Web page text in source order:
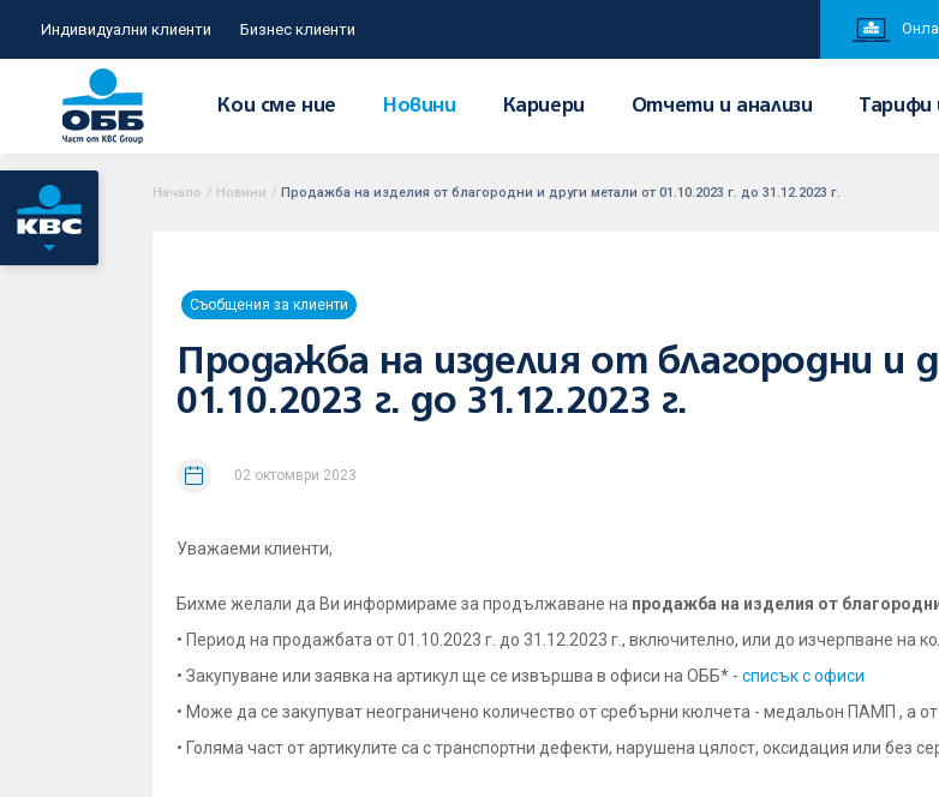
Индивидуални клиенти Бизнес клиенти
Кои сме ние Новини Кариери Отчети и анализи
Начало / Новини / Продажба на изделия от благородни и други метали от 01.10.2023 г. до 31.12.2023 г.
Съобщения за клиенти
Продажба на изделия от благородни и
01.10.2023 г. до 31.12.2023 г.
02 октомври 2023
Уважаеми клиенти,
Бихме желали да Ви информираме за продължаване на продажба на изделия от
• Период на продажбата от 01.10.2023 г. до 31.12.2023 г., включително, или до изчерпване на
• Закупуване или заявка на артикул ще се извършва в офиси на ОББ* - списък с офиси
• Може да се закупуват неограничено количество от сребърни кюлчета - медальон ПАМП , а от
• Голяма част от артикулите са с транспортни дефекти, нарушена цялост, оксидация или без